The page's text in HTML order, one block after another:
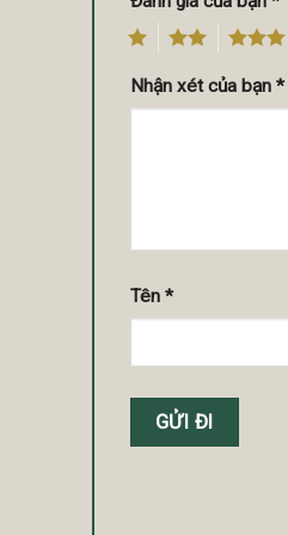
Nhận xét của bạn *
Tên *